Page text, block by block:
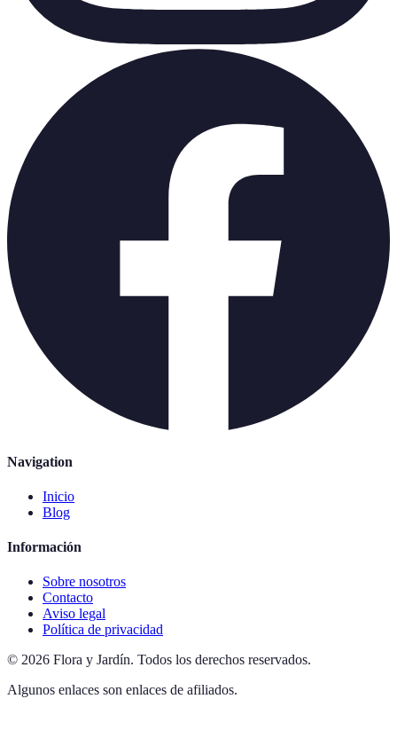
Navigation
Inicio
Blog
Información
Sobre nosotros
Contacto
Aviso legal
Política de privacidad
© 2026 Flora y Jardín. Todos los derechos reservados.
Algunos enlaces son enlaces de afiliados.